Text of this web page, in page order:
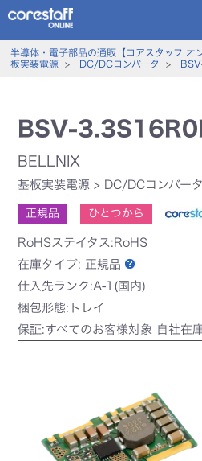
半導体・電子部品の通販【コアスタッフ オ
板実装電源 > DC/DCコンバータ >
BSV-
BELLNIX
基板実装電源 > DC/DCコンバータ
正規品 ひとつから
RoHSステイタス:RoHS
在庫タイプ: 正規品
仕入先ランク:A-1(国内)
梱包形態:トレイ
保証:すべてのお客様対象 自社在